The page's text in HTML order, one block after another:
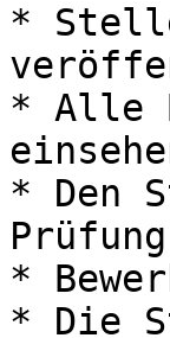
*
* Alle
* Den
*
* Die